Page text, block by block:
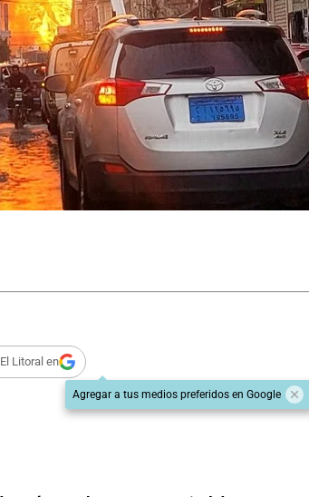
Litoral en
Agregar a tus medios preferidos en Google